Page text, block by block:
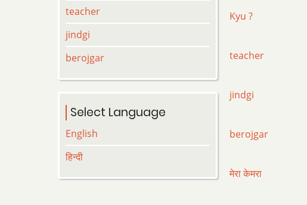
Kyu ?
teacher
jindgi
berojgar
मेरा केमरा
teacher
jindgi
berojgar
Select Language
English
हिन्दी